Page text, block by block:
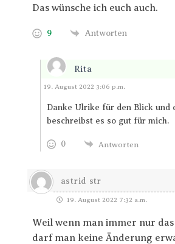
Das wünsche ich euch auch.
9 Antworten
Rita
Antworten
19. August 2022 3:06 p.m.
Danke Ulrike für den Blick und
beschreibst es so gut für mich.
0 Antworten
astrid str
19. August 2022 7:32 a.m.
Weil wenn man immer nur
darf man keine Änderung